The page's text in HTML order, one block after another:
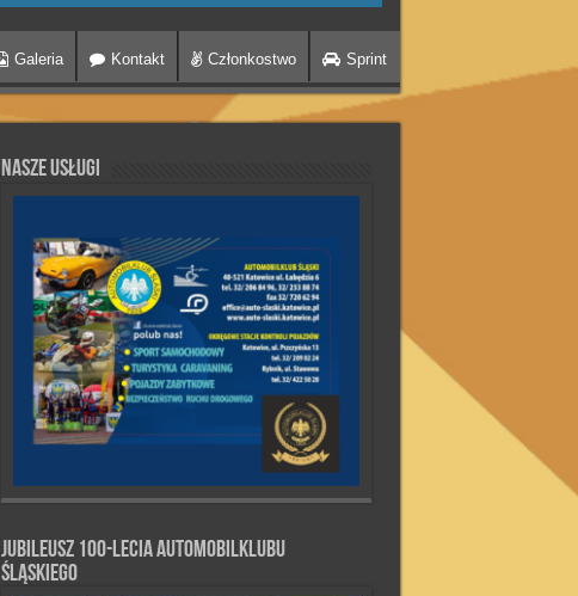
Galeria Kontakt Członkostwo Sprint
Nasze Usługi
Jubileusz 100-lecia Automobilklubu
Śląskiego